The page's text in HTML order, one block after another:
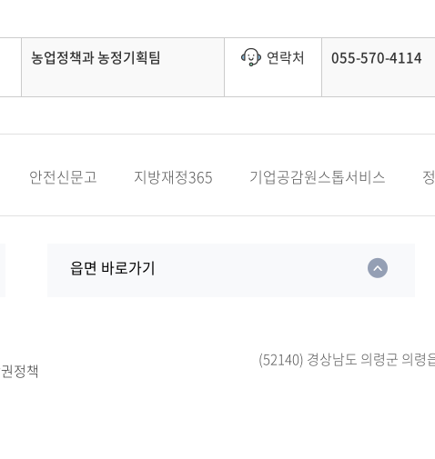
농업정책과 농정기획팀 연락처 055-570-4114
안전신문고 지방재정365 기업공감원스톱서비스
읍면 바로가기
정책
(52140) 경상남도 의령군 의령